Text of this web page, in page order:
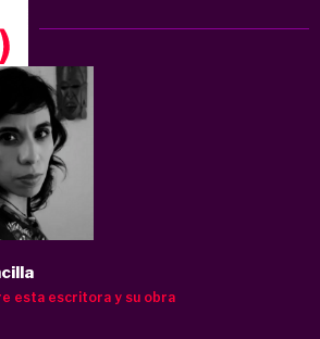
esta escritora y su obra